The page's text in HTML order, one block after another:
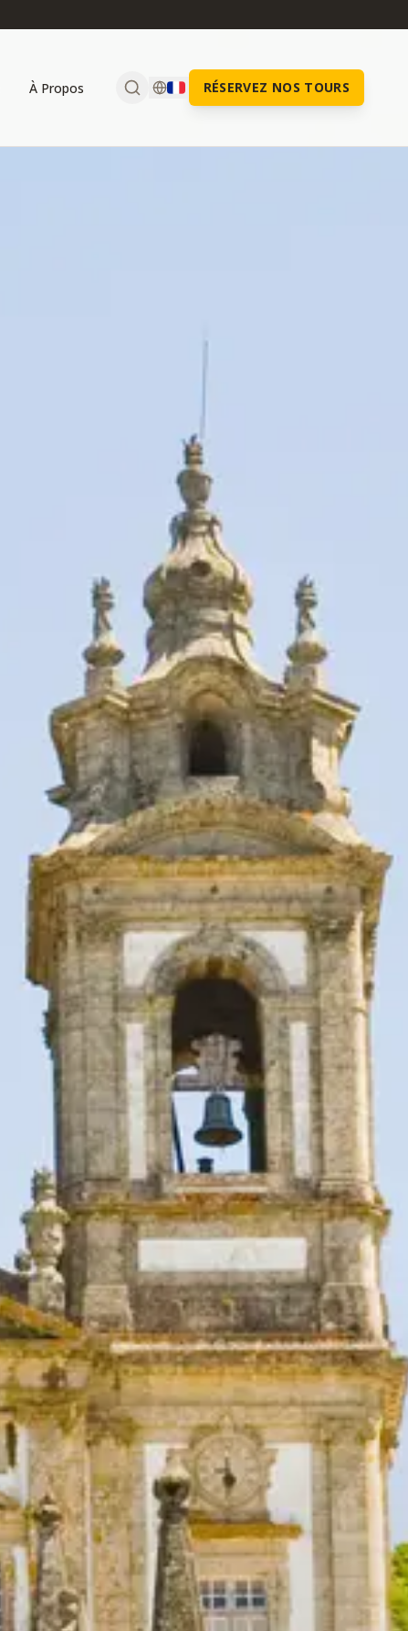
À Propos RÉSERVEZ NOS TOURS